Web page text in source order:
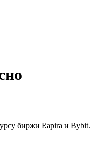
биржи Rapira и Bybit.